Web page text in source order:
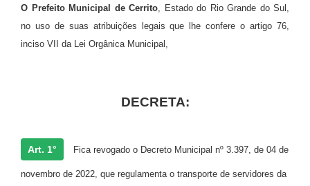
O Prefeito Municipal de Cerrito, Estado do Rio Grande do Sul,
no uso de suas atribuições legais que lhe confere o artigo 76,
inciso VII da Lei Orgânica Municipal,
DECRETA:
Art. 1° Fica revogado o Decreto Municipal nº 3.397, de 04 de
novembro de 2022, que regulamenta o transporte de servidores da